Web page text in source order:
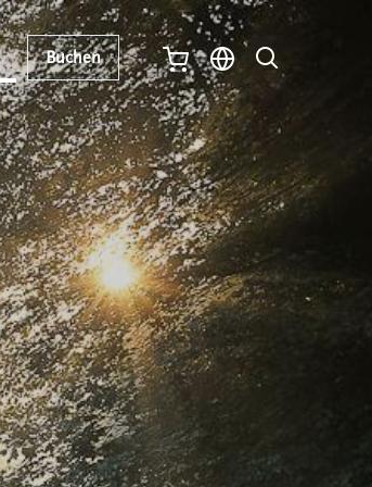
Buchen